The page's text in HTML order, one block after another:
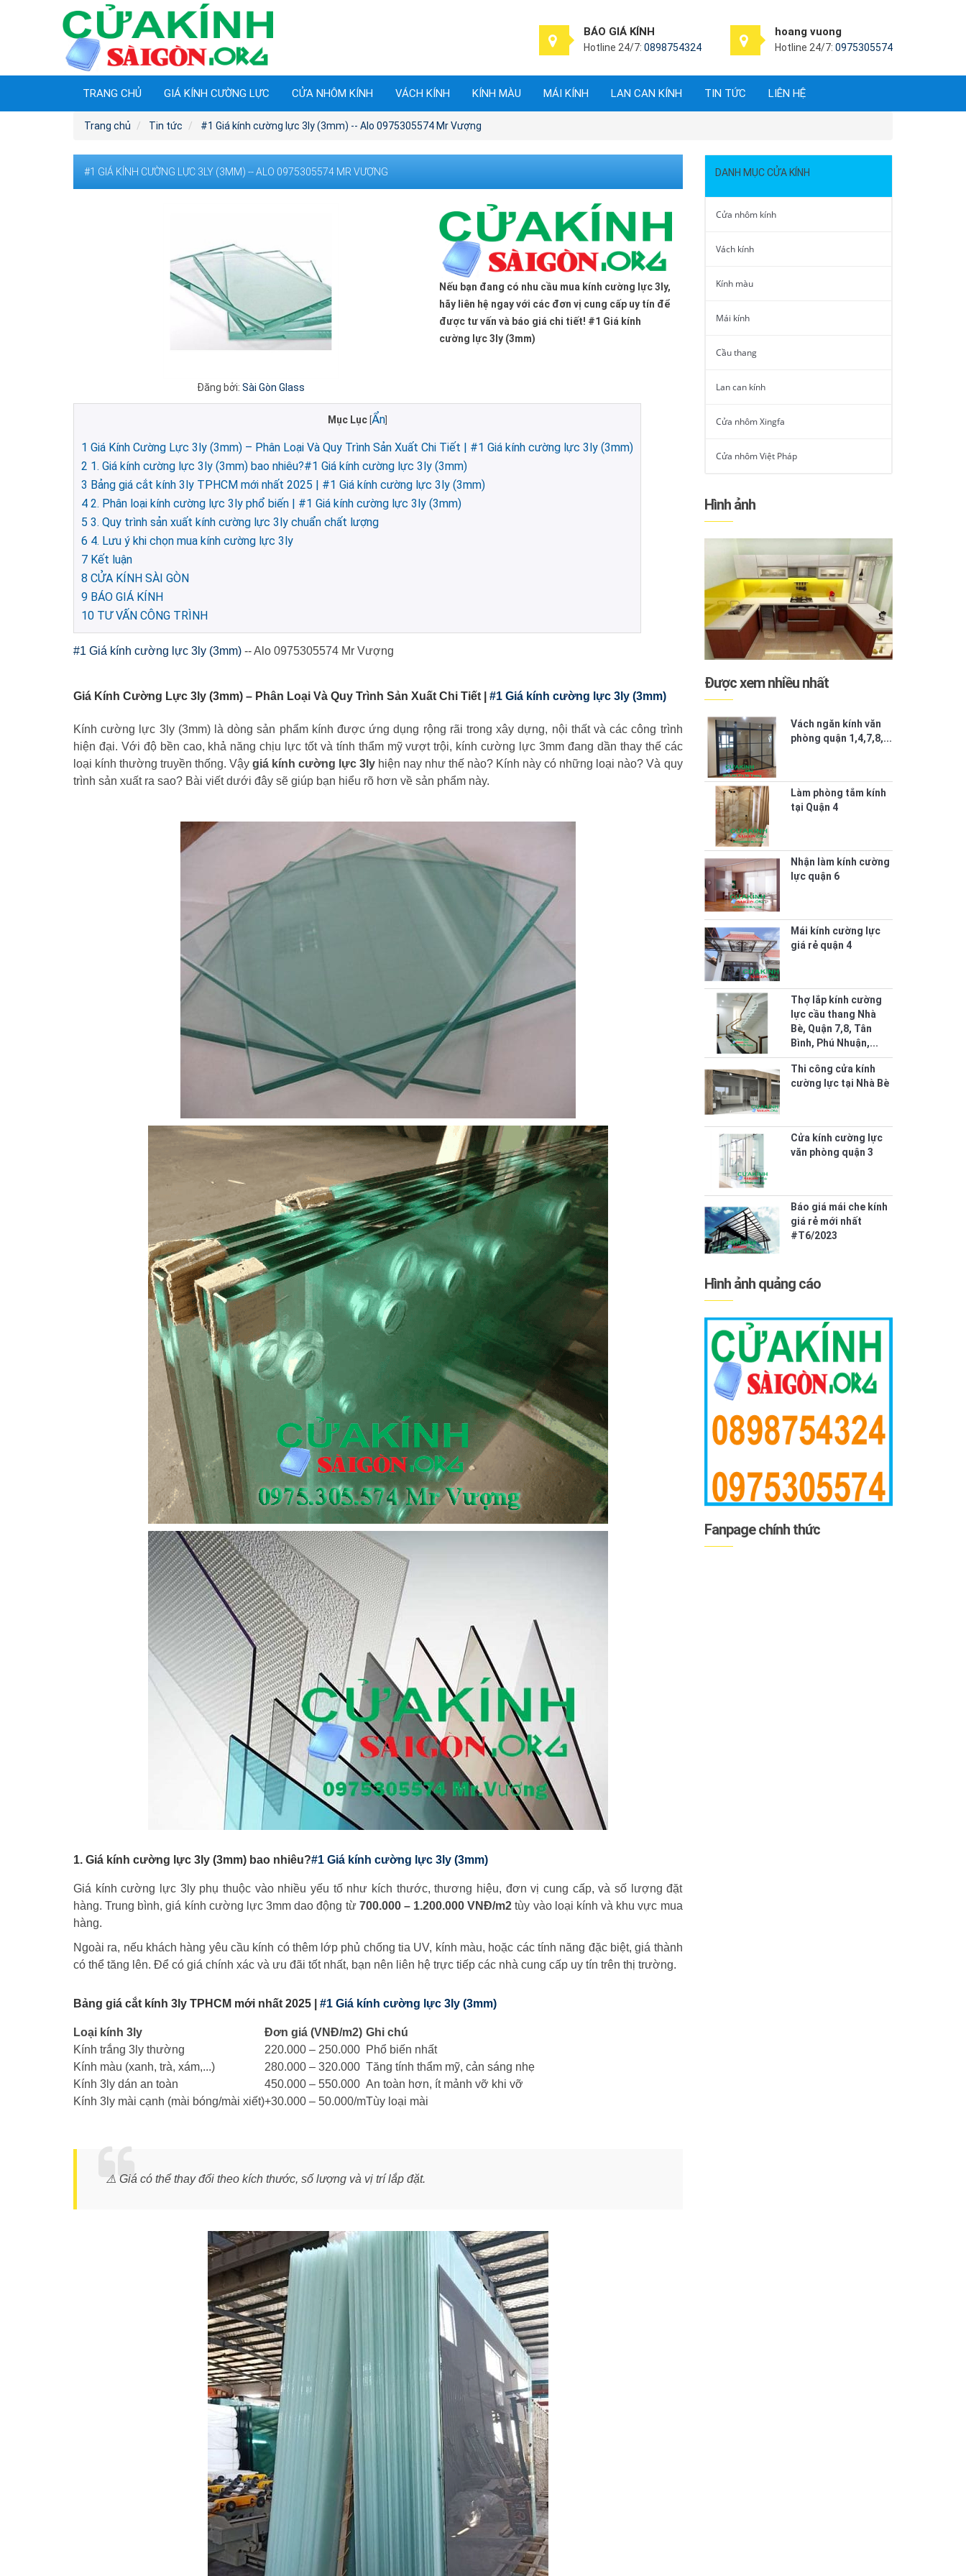
BÁO GIÁ KÍNH
Hotline 24/7: 0898754324
hoang vuong
Hotline 24/7: 0975305574
TRANG CHỦ GIÁ KÍNH CƯỜNG LỰC CỬA NHÔM KÍNH VÁCH KÍNH KÍNH MÀU MÁI KÍNH LAN CAN KÍNH TIN TỨC LIÊN HỆ
Trang chủ Tin tức #1 Giá kính cường lực 3ly (3mm) -- Alo 0975305574 Mr Vượng
#1 GIÁ KÍNH CƯỜNG LỰC 3LY (3MM) -- ALO 0975305574 MR VƯỢNG
Đăng bởi:Sài Gòn Glass
Nếu bạn đang có nhu cầu mua kính cường lực 3ly,
hãy liên hệ ngay với các đơn vị cung cấp uy tín để
được tư vấn và báo giá chi tiết! #1 Giá kính
cường lực 3ly (3mm)
Mục Lục Ẩn]
1 Giá Kính Cường Lực 3ly (3mm) – Phân Loại Và Quy Trình Sản Xuất Chi Tiết | #1 Giá kính cường lực 3ly (3mm)
2 1. Giá kính cường lực 3ly (3mm) bao nhiêu?#1 Giá kính cường lực 3ly (3mm)
3 Bảng giá cắt kính 3ly TPHCM mới nhất 2025 | #1 Giá kính cường lực 3ly (3mm)
4 2. Phân loại kính cường lực 3ly phổ biến | #1 Giá kính cường lực 3ly (3mm)
5 3. Quy trình sản xuất kính cường lực 3ly chuẩn chất lượng
6 4. Lưu ý khi chọn mua kính cường lực 3ly
7 Kết luận
8 CỬA KÍNH SÀI GÒN
9 BÁO GIÁ KÍNH
10 TƯ VẤN CÔNG TRÌNH
#1 Giá kính cường lực 3ly (3mm) -- Alo 0975305574 Mr Vượng
Giá Kính Cường Lực 3ly (3mm) – Phân Loại Và Quy Trình Sản Xuất Chi Tiết | #1 Giá kính cường lực 3ly (3mm)
Kính cường lực 3ly (3mm) là dòng sản phẩm kính được ứng dụng rộng rãi trong xây dựng, nội thất và các công trình
hiện đại. Với độ bền cao, khả năng chịu lực tốt và tính thẩm mỹ vượt trội, kính cường lực 3mm đang dần thay thế các
loại kính thường truyền thống. Vậygiá kính cường lực 3ly hiện nay như thế nào? Kính này có những loại nào? Và quy
trình sản xuất ra sao? Bài viết dưới đây sẽ giúp bạn hiểu rõ hơn về sản phẩm này.
1. Giá kính cường lực 3ly (3mm) bao nhiêu?#1 Giá kính cường lực 3ly (3mm)
Giá kính cường lực 3ly phụ thuộc vào nhiều yếu tố như kích thước, thương hiệu, đơn vị cung cấp, và số lượng đặt
hàng. Trung bình, giá kính cường lực 3mm dao động từ 700.000 – 1.200.000 VNĐ/m2 tùy vào loại kính và khu vực mua
hàng.
Ngoài ra, nếu khách hàng yêu cầu kính có thêm lớp phủ chống tia UV, kính màu, hoặc các tính năng đặc biệt, giá thành
có thể tăng lên. Để có giá chính xác và ưu đãi tốt nhất, bạn nên liên hệ trực tiếp các nhà cung cấp uy tín trên thị trường.
Bảng giá cắt kính 3ly TPHCM mới nhất 2025 | #1 Giá kính cường lực 3ly (3mm)
Loại kính 3ly Đơn giá (VNĐ/m2) Ghi chú
Kính trắng 3ly thường
220.000 – 250.000 Phổ biến nhất
Kính màu (xanh, trà, xám,...)
280.000 – 320.000 Tăng tính thẩm mỹ, cản sáng nhẹ
Kính 3ly dán an toàn
450.000 – 550.000 An toàn hơn, ít mảnh vỡ khi vỡ
Kính 3ly mài cạnh (mài bóng/mài xiết)+30.000 – 50.000/mTùy loại mài
⚠️ Giá có thể thay đổi theo kích thước, số lượng và vị trí lắp đặt.
DANH MỤC CỬA KÍNH
Cửa nhôm kính
Vách kính
Kính màu
Mái kính
Cầu thang
Lan can kính
Cửa nhôm Xingfa
Cửa nhôm Việt Pháp
Hình ảnh
Được xem nhiều nhất
Vách ngăn kính văn
phòng quận 1,4,7,8,...
Làm phòng tắm kính
tại Quận 4
Nhận làm kính cường
lực quận 6
Mái kính cường lực
giá rẻ quận 4
Thợ lắp kính cường
lực cầu thang Nhà
Bè, Quận 7,8, Tân
Bình, Phú Nhuận,...
Thi công cửa kính
cường lực tại Nhà Bè
Cửa kính cường lực
văn phòng quận 3
Báo giá mái che kính
giá rẻ mới nhất
#T6/2023
Hình ảnh quảng cáo
Fanpage chính thức